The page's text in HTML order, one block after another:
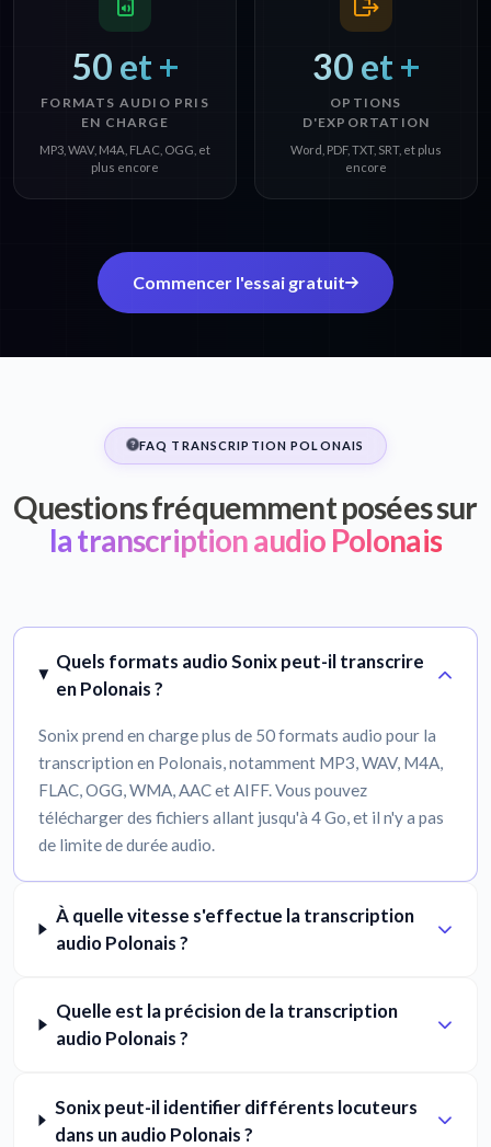
50 et +
FORMATS AUDIO PRIS
EN CHARGE
MP3, WAV, M4A, FLAC, OGG, et
plus encore
30 et +
OPTIONS
D'EXPORTATION
Word, PDF, TXT, SRT, et plus
encore
Commencer l'essai gratuit
FAQ TRANSCRIPTION POLONAIS
Questions fréquemment posées sur
la transcription audio Polonais
Quels formats audio Sonix peut-il transcrire
en Polonais ?
Sonix prend en charge plus de 50 formats audio pour la
transcription en Polonais, notamment MP3, WAV, M4A,
FLAC, OGG, WMA, AAC et AIFF. Vous pouvez
télécharger des fichiers allant jusqu'à 4 Go, et il n'y a pas
de limite de durée audio.
À quelle vitesse s'effectue la transcription
audio Polonais ?
Quelle est la précision de la transcription
audio Polonais ?
Sonix peut-il identifier différents locuteurs
dans un audio Polonais ?